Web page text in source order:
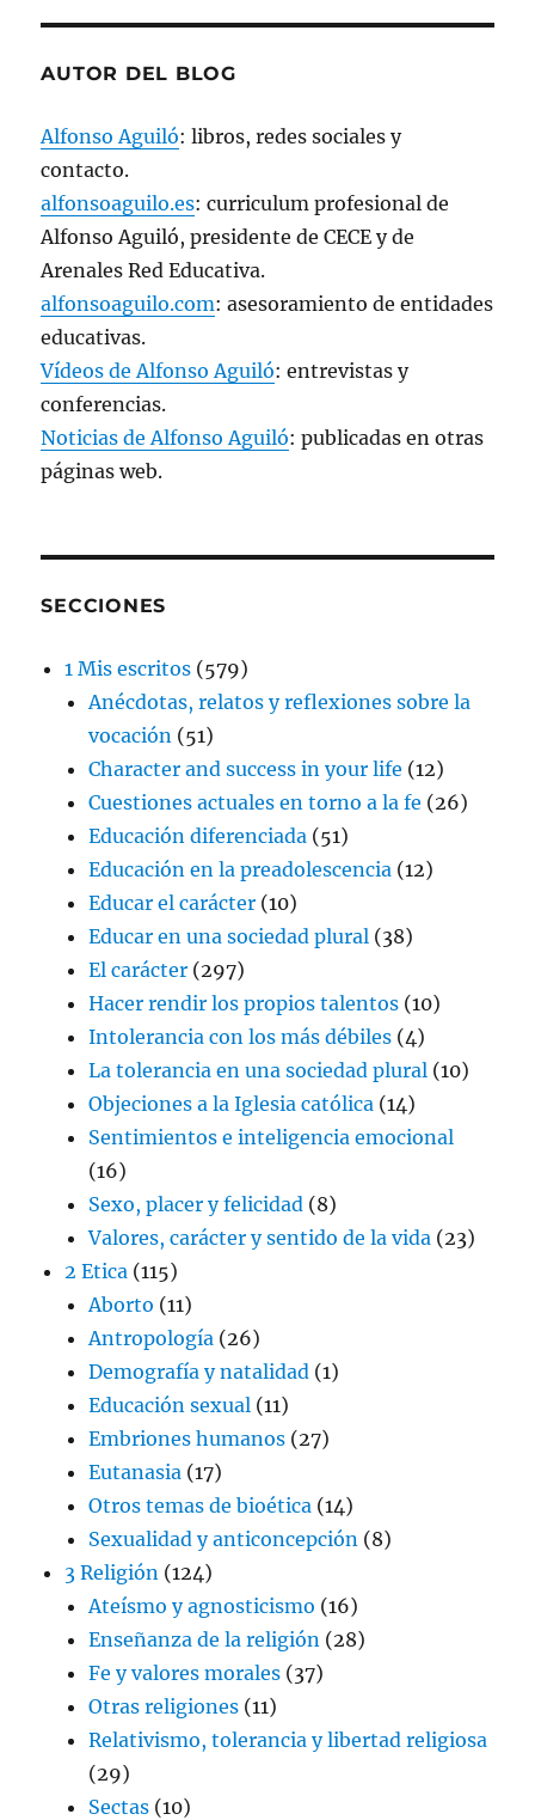
a
AUTOR DEL BLOG
Alfonso Aguiló: libros, redes sociales y
contacto.
alfonsoaguilo.es: curriculum profesional de
Alfonso Aguiló, presidente de CECE y de
Arenales Red Educativa.
alfonsoaguilo.com: asesoramiento de entidades
educativas.
Vídeos de Alfonso Aguiló: entrevistas y
conferencias.
Noticias de Alfonso Aguiló: publicadas en otras
páginas web.
SECCIONES
1 Mis escritos (579)
Anécdotas, relatos y reflexiones sobre la
vocación (51)
Character and success in your life (12)
Cuestiones actuales en torno a la fe (26)
Educación diferenciada (51)
Educación en la preadolescencia (12)
Educar el carácter (10)
Educar en una sociedad plural (38)
El carácter (297)
Hacer rendir los propios talentos (10)
Intolerancia con los más débiles (4)
La tolerancia en una sociedad plural (10)
Objeciones a la Iglesia católica (14)
Sentimientos e inteligencia emocional
(16)
Sexo, placer y felicidad (8)
Valores, carácter y sentido de la vida (23)
2 Etica (115)
Aborto (11)
Antropología (26)
Demografía y natalidad (1)
Educación sexual (11)
Embriones humanos (27)
Eutanasia (17)
Otros temas de bioética (14)
Sexualidad y anticoncepción (8)
3 Religión (124)
Ateísmo y agnosticismo (16)
Enseñanza de la religión (28)
Fe y valores morales (37)
Otras religiones (11)
Relativismo, tolerancia y libertad religiosa
(29)
Sectas (10)